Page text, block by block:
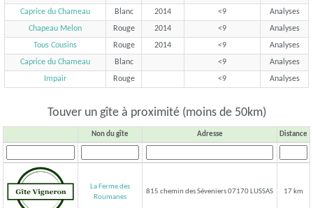
Caprice du Chameau
Blanc 2014 <9
Analyses
Chapeau Melon
Rouge 2014 <9
Analyses
Tous Cousins
Rouge 2014 <9
Analyses
Caprice du Chameau
Blanc <9
Analyses
Impair
Rouge <9 Analyses
Touver un gîte à proximité (moins de 50km)
Non du gîte Adresse Distance
La Ferme des
Roumanes
815 chemin des Séveniers 07170 LUSSAS 17 km